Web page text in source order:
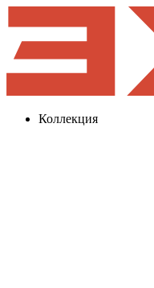
Коллекция